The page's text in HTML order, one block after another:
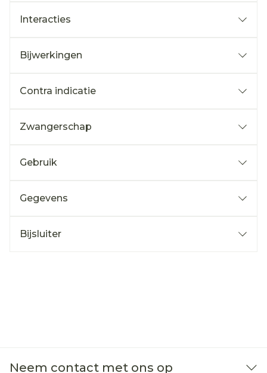
Interacties
Bijwerkingen
Contra indicatie
Zwangerschap
Gebruik
Gegevens
Bijsluiter
Neem contact met ons op